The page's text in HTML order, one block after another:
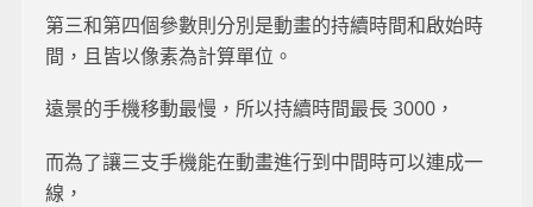
第三和第四個參數則分別是動畫的持續時間和啟始時
間，且皆以像素為計算單位。
遠景的手機移動最慢，所以持續時間最長 3000，
而為了讓三支手機能在動畫進行到中間時可以連成一
線，